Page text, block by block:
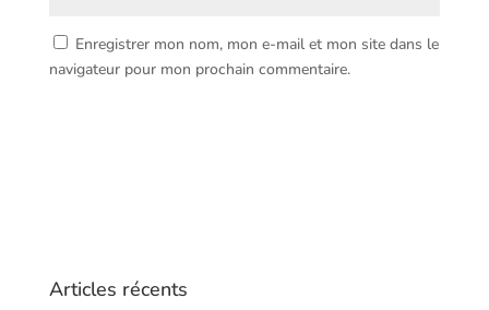
Enregistrer mon nom, mon e-mail et mon site dans le
navigateur pour mon prochain commentaire.
Articles récents